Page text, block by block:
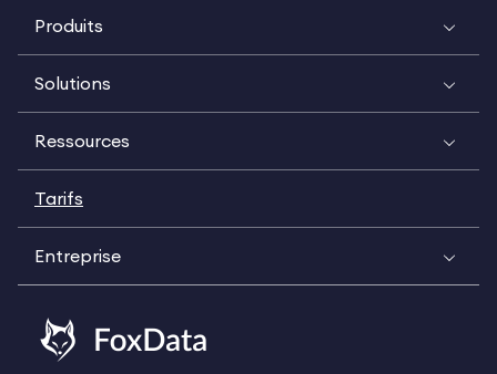
Produits
Solutions
Ressources
Tarifs
Entreprise